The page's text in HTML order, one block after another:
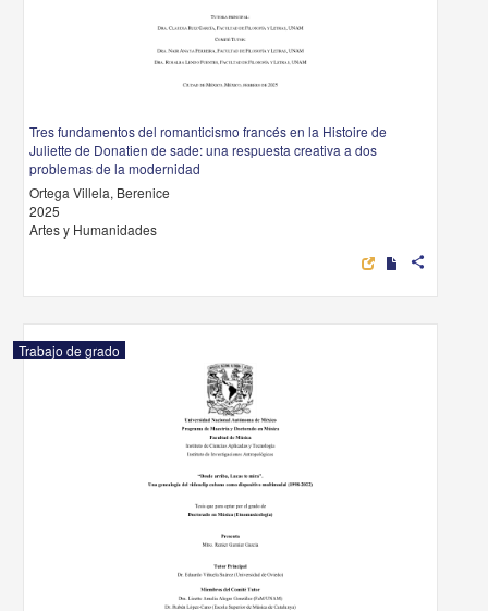
Tres fundamentos del romanticismo francés en la Histoire de
Juliette de Donatien de sade: una respuesta creativa a dos
problemas de la modernidad
Ortega Villela, Berenice
2025
Artes y Humanidades
share
Trabajo de grado